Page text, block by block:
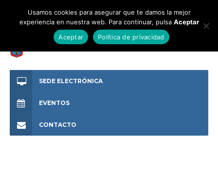
SEDE ELECTRÓNICA
EVENTOS
CONTACTO
Usamos cookies para asegurar que te damos la mejor
experiencia en nuestra web. Para continuar, pulsa Aceptar
Aceptar
Política de privacidad